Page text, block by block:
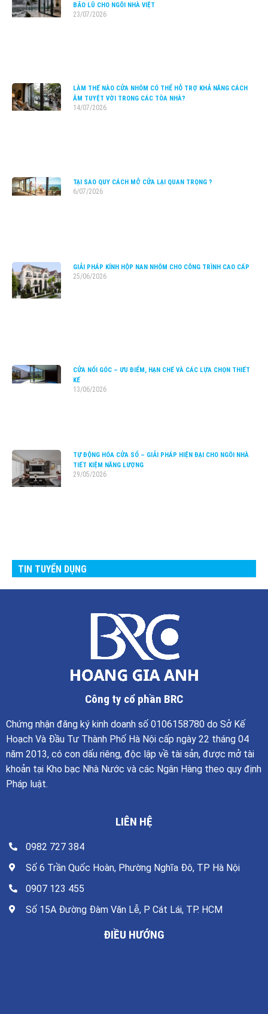
BÃO LŨ CHO NGÔI NHÀ VIỆT
23/07/2026
LÀM THẾ NÀO CỬA NHÔM CÓ THỂ HỖ TRỢ KHẢ NĂNG CÁCH
ÂM TUYỆT VỜI TRONG CÁC TÒA NHÀ?
14/07/2026
TẠI SAO QUY CÁCH MỞ CỬA LẠI QUAN TRỌNG ?
6/07/2026
GIẢI PHÁP KÍNH HỘP NAN NHÔM CHO CÔNG TRÌNH CAO CẤP
25/06/2026
CỬA NỐI GÓC – ƯU ĐIỂM, HẠN CHẾ VÀ CÁC LỰA CHỌN THIẾT
KẾ
13/06/2026
TỰ ĐỘNG HÓA CỬA SỔ – GIẢI PHÁP HIỆN ĐẠI CHO NGÔI NHÀ
TIẾT KIỆM NĂNG LƯỢNG
29/05/2026
TIN TUYỂN DỤNG
Công ty cổ phần BRC
Chứng nhận đăng ký kinh doanh số 0106158780 do Sở Kế
Hoạch Và Đầu Tư Thành Phố Hà Nội cấp ngày 22 tháng 04
năm 2013, có con dấu riêng, độc lập về tài sản, được mở tài
khoản tại Kho bạc Nhà Nước và các Ngân Hàng theo quy định
Pháp luật.
LIÊN HỆ
0982 727 384
Số 6 Trần Quốc Hoàn, Phường Nghĩa Đô, TP Hà Nội
0907 123 455
Số 15A Đường Đàm Văn Lễ, P Cát Lái, TP. HCM
ĐIỀU HƯỚNG